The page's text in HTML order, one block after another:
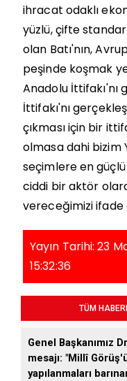
ihracat odaklı
yüzlü, çifte
olan Batı'nın,
peşinde koşmak
Anadolu İttifakı'nı
İttifakı'nı
çıkması için bir
olmasa dahi bizim
seçimlere en
ciddi bir aktör
vereceğimizi
Yayın Tarihi: 23
15:32:36
TÜM
Genel Başkanımız
mesajı: "Millî
yapılanmaları